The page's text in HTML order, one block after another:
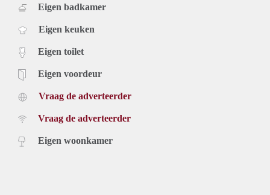
Eigen badkamer
Eigen keuken
Eigen toilet
Eigen voordeur
Vraag de adverteerder
Vraag de adverteerder
Eigen woonkamer